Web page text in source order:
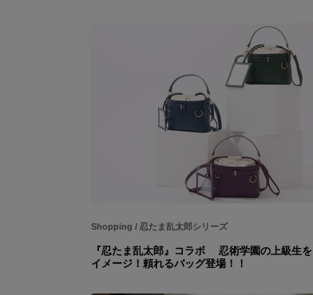
Shopping / 忍たま乱太郎シリーズ
『忍たま乱太郎』コラボ 忍術学園の上級生を
イメージ！頼れるバッグ登場！！